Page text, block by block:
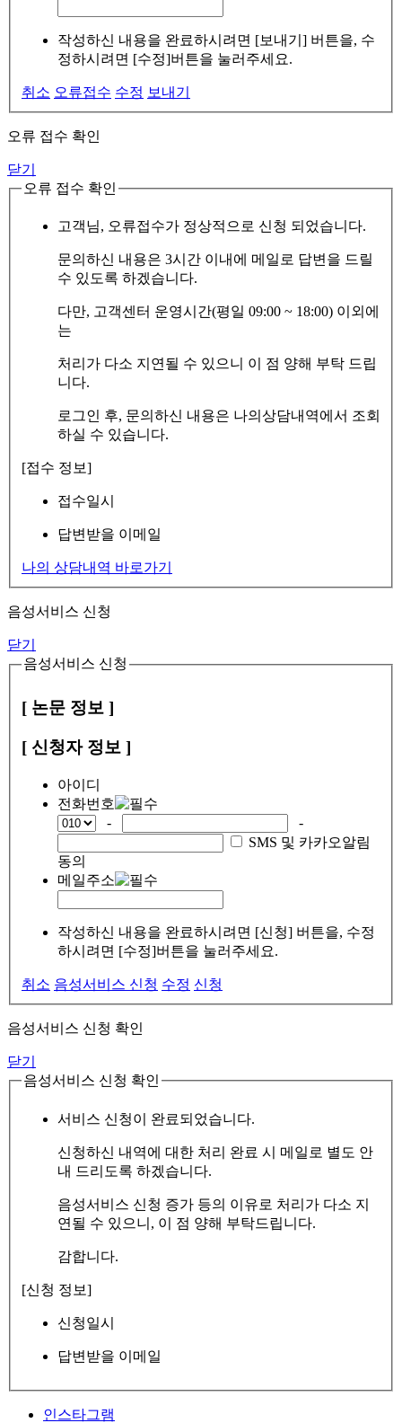
작성하신 내용을 완료하시려면 [보내기] 버튼을, 수
정하시려면 [수정]버튼을 눌러주세요.
취소 오류접수 수정 보내기
오류 접수 확인
닫기
오류 접수 확인
고객님, 오류접수가 정상적으로 신청 되었습니다.
문의하신 내용은 3시간 이내에 메일로 답변을 드릴
수 있도록 하겠습니다.
다만, 고객센터 운영시간(평일 09:00 ~ 18:00) 이외에
는
처리가 다소 지연될 수 있으니 이 점 양해 부탁 드립
니다.
로그인 후, 문의하신 내용은 나의상담내역에서 조회
하실 수 있습니다.
[접수 정보]
접수일시
답변받을 이메일
나의 상담내역 바로가기
음성서비스 신청
닫기
음성서비스 신청
[ 논문 정보 ]
[ 신청자 정보 ]
아이디
전화번호
-
-
SMS 및 카카오알림
동의
메일주소
작성하신 내용을 완료하시려면 [신청] 버튼을, 수정
하시려면 [수정]버튼을 눌러주세요.
취소 음성서비스 신청 수정 신청
음성서비스 신청 확인
닫기
음성서비스 신청 확인
서비스 신청이 완료되었습니다.
신청하신 내역에 대한 처리 완료 시 메일로 별도 안
내 드리도록 하겠습니다.
음성서비스 신청 증가 등의 이유로 처리가 다소 지
연될 수 있으니, 이 점 양해 부탁드립니다.
감합니다.
[신청 정보]
신청일시
답변받을 이메일
인스타그램